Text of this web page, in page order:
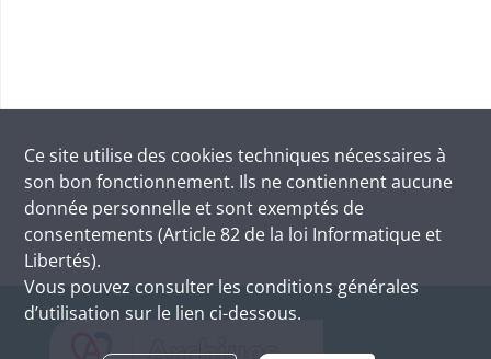
Ce site utilise des cookies techniques nécessaires à
son bon fonctionnement. Ils ne contiennent aucune
donnée personnelle et sont exemptés de
consentements (Article 82 de la loi Informatique et
Libertés).
Vous pouvez consulter les conditions générales
d’utilisation sur le lien ci-dessous.